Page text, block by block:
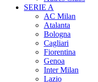
SERIE A
AC Milan
Atalanta
Bologna
Cagliari
Fiorentina
Genoa
Inter Milan
Lazio